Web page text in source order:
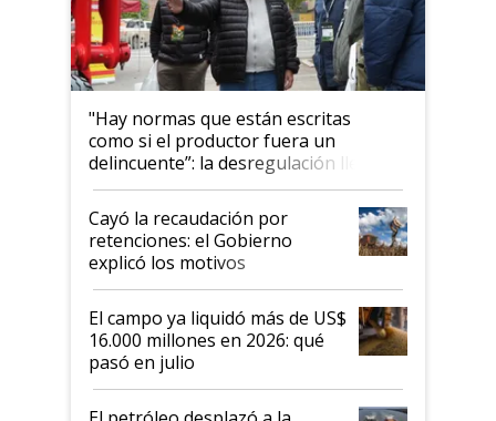
"Hay normas que están escritas
como si el productor fuera un
delincuente”: la desregulación llegó
al Congreso Aapresid y hasta se
habló del financiamiento al IPCVA
Cayó la recaudación por
retenciones: el Gobierno
explicó los motivos
El campo ya liquidó más de US$
16.000 millones en 2026: qué
pasó en julio